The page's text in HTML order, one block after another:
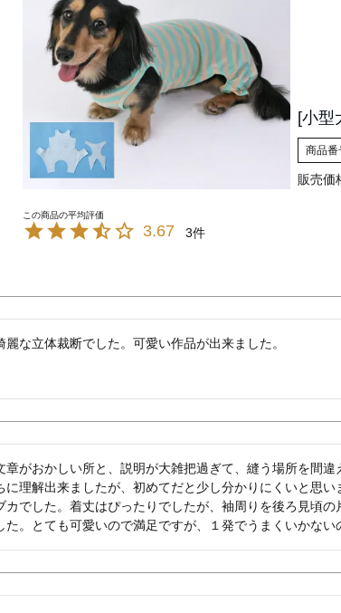
[小型
商品番
販売価
3.67 3
麗な立体裁断でした。可愛い作品が出来ました。
章がおかしい所と、説明が大雑把過ぎて、縫う場所を間
に理解出来ましたが、初めてだと少し分かりにくいと思
カでした。着丈はぴったりでしたが、袖周りを後ろ見頃
た。とても可愛いので満足ですが、１発でうまくいかな